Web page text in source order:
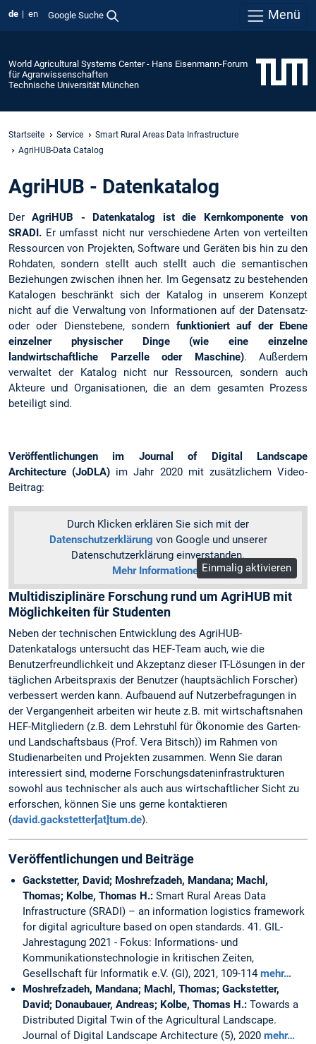
de en Google Suche Menü
World Agricultural Systems Center - Hans Eisenmann-Forum
für Agrarwissenschaften
Technische Universität München
Startseite Service
Smart Rural Areas Data Infrastructure
AgriHUB-Data Catalog
AgriHUB - Datenkatalog
DerAgriHUB - Datenkatalog ist die Kernkomponente von
SRADI. Er umfasst nicht nur verschiedene Arten von verteilten
Ressourcen von Projekten, Software und Geräten bis hin zu den
Rohdaten, sondern stellt auch stellt auch die semantischen
Beziehungen zwischen ihnen her. Im Gegensatz zu bestehenden
Katalogen beschränkt sich der Katalog in unserem Konzept
nicht auf die Verwaltung von Informationen auf der Datensatz-
oder oder Dienstebene, sondern funktioniert auf der Ebene
einzelner physischer Dinge (wie eine einzelne
landwirtschaftliche Parzelle oder Maschine). Außerdem
verwaltet der Katalog nicht nur Ressourcen, sondern auch
Akteure und Organisationen, die an dem gesamten Prozess
beteiligt sind.
Veröffentlichungen im Journal of Digital Landscape
Architecture (JoDLA) im Jahr 2020 mit zusätzlichem Video-
Beitrag:
Durch Klicken erklären Sie sich mit der
Datenschutzerklärung von Google und unserer
Datenschutzerklärung einverstanden.
Mehr InformationenEinmalig aktivieren
Multidisziplinäre Forschung rund um AgriHUB mit
Möglichkeiten für Studenten
Neben der technischen Entwicklung des AgriHUB-
Datenkatalogs untersucht das HEF-Team auch, wie die
Benutzerfreundlichkeit und Akzeptanz dieser IT-Lösungen in der
täglichen Arbeitspraxis der Benutzer (hauptsächlich Forscher)
verbessert werden kann. Aufbauend auf Nutzerbefragungen in
der Vergangenheit arbeiten wir heute z.B. mit wirtschaftsnahen
HEF-Mitgliedern (z.B. dem Lehrstuhl für Ökonomie des Garten-
und Landschaftsbaus (Prof. Vera Bitsch)) im Rahmen von
Studienarbeiten und Projekten zusammen. Wenn Sie daran
interessiert sind, moderne Forschungsdateninfrastrukturen
sowohl aus technischer als auch aus wirtschaftlicher Sicht zu
erforschen, können Sie uns gerne kontaktieren
(david.gackstetter[at]tum.de).
Veröffentlichungen und Beiträge
Gackstetter, David; Moshrefzadeh, Mandana; Machl,
Thomas; Kolbe, Thomas H.: Smart Rural Areas Data
Infrastructure (SRADI) – an information logistics framework
for digital agriculture based on open standards. 41. GIL-
Jahrestagung 2021 - Fokus: Informations- und
Kommunikationstechnologie in kritischen Zeiten,
Gesellschaft für Informatik e.V. (GI), 2021, 109-114mehr…
Moshrefzadeh, Mandana; Machl, Thomas; Gackstetter,
David; Donaubauer, Andreas; Kolbe, Thomas H.: Towards a
Distributed Digital Twin of the Agricultural Landscape.
Journal of Digital Landscape Architecture (5), 2020 mehr…